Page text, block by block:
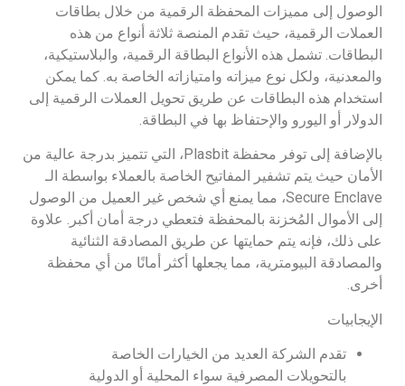
الوصول إلى مميزات المحفظة الرقمية من خلال بطاقات
العملات الرقمية، حيث تقدم المنصة ثلاثة أنواع من هذه
البطاقات. تشمل هذه الأنواع البطاقة الرقمية، والبلاستيكية،
والمعدنية، ولكل نوع ميزاته وامتيازاته الخاصة به. كما يمكن
استخدام هذه البطاقات عن طريق تحويل العملات الرقمية إلى
الدولار أو اليورو والإحتفاظ بها في البطاقة.
بالإضافة إلى توفر محفظة Plasbit، التي تتميز بدرجة عالية من
الأمان حيث يتم تشفير المفاتيح الخاصة بالعملاء بواسطة الـ
Secure Enclave، مما يمنع أي شخص غير العميل من الوصول
إلى الأموال المُخزنة بالمحفظة فتعطي درجة أمان أكبر. علاوة
على ذلك، فإنه يتم حمايتها عن طريق المصادقة الثنائية
والمصادقة البيومترية، مما يجعلها أكثر أمانًا من أي محفظة
أخرى.
الإيجابيات
تقدم الشركة العديد من الخيارات الخاصة
بالتحويلات المصرفية سواء المحلية أو الدولية